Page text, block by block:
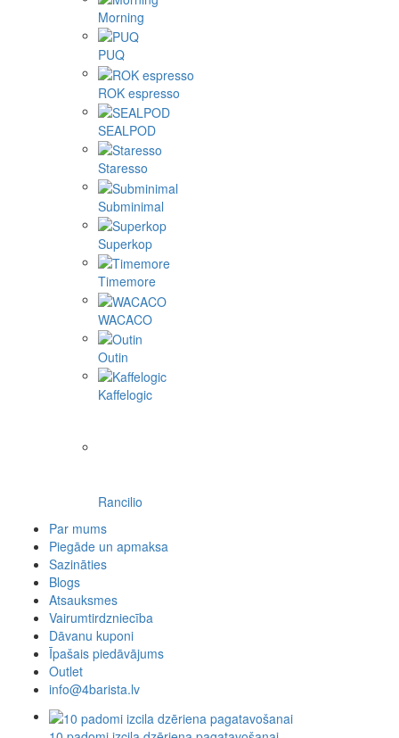
Morning
PUQ
ROK espresso
SEALPOD
Staresso
Subminimal
Superkop
Timemore
WACACO
Outin
Kaffelogic
Rancilio
Par mums
Piegāde un apmaksa
Sazināties
Blogs
Atsauksmes
Vairumtirdzniecība
Dāvanu kuponi
Īpašais piedāvājums
Outlet
info@4barista.lv